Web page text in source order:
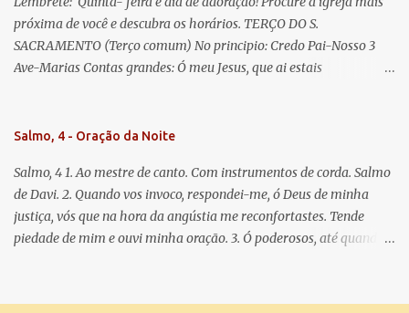
próxima de você e descubra os horários. TERÇO DO S.
SACRAMENTO (Terço comum) No principio: Credo Pai-Nosso 3
Ave-Marias Contas grandes: Ó meu Jesus, que ai estais
Vós morra eu! Nas contas pequenas: Sacramento de Amor!
que nos salva, dá-nos Vossa força, Vosso perdão e a Vossa
misericórdia. (no fim) Rezar 3 vezes: Louvores e graças se deem a
cada momento ao Santíssimo e Diviníssimo Sacramento.
Salmo, 4 - Oração da Noite
Salmo, 4 1. Ao mestre de canto. Com instrumentos de corda. Salmo
de Davi. 2. Quando vos invoco, respondei-me, ó Deus de minha
justiça, vós que na hora da angústia me reconfortastes. Tende
piedade de mim e ouvi minha oração. 3. Ó poderosos, até quando
o Senhor me ouviu quando o invoquei. 5. Tremei, mas sem pecar;